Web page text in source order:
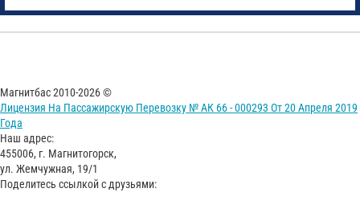
Магнитбас 2010-2026 ©
Лицензия На Пассажирскую Перевозку № АК 66 - 000293 От 20 Апреля 2019
Года
Наш адрес:
455006, г. Магнитогорск,
ул. Жемчужная, 19/1
Поделитесь ссылкой с друзьями: